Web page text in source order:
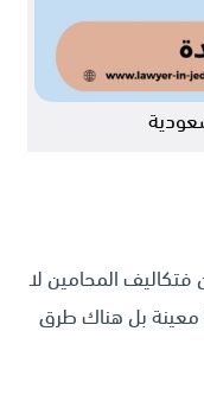
المحامين لا
بل هناك طرق